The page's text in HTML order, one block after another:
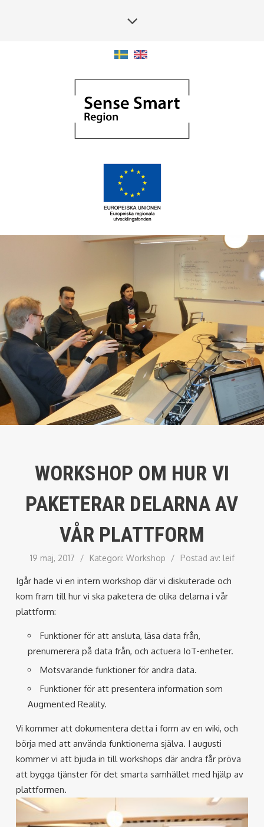
WORKSHOP OM HUR VI
PAKETERAR DELARNA AV
VÅR PLATTFORM
19 maj, 2017 / Kategori: Workshop / Postad av: leif
Igår hade vi en intern workshop där vi diskuterade och
kom fram till hur vi ska paketera de olika delarna i vår
plattform:
Funktioner för att ansluta, läsa data från,
prenumerera på data från, och actuera IoT-enheter.
Motsvarande funktioner för andra data.
Funktioner för att presentera information som
Augmented Reality.
Vi kommer att dokumentera detta i form av en wiki, och
börja med att använda funktionerna själva. I augusti
kommer vi att bjuda in till workshops där andra får pröva
att bygga tjänster för det smarta samhället med hjälp av
plattformen.